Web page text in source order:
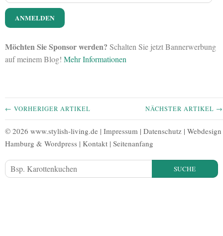
Möchten Sie Sponsor werden? Schalten Sie jetzt Bannerwerbung
auf meinem Blog! Mehr Informationen
← VORHERIGER ARTIKEL NÄCHSTER ARTIKEL →
© 2026 www.stylish-living.de | Impressum | Datenschutz | Webdesign
Hamburg & Wordpress | Kontakt | Seitenanfang
SUCHE